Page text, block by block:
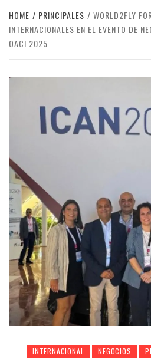
HOME PRINCIPALES
WORLD2FLY
INTERNACIONALES EN EL EVENTO DE
OACI 2025
INTERNACIONAL NEGOCIOS